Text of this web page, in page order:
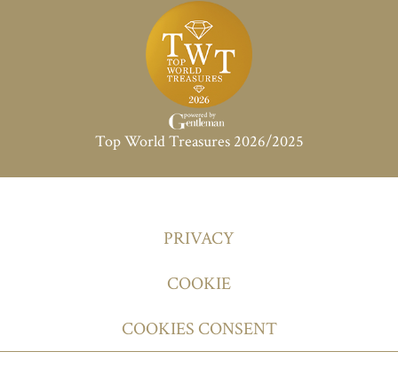
Top World Treasures 2026/2025
PRIVACY
COOKIE
COOKIES CONSENT